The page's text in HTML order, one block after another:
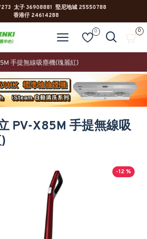
太子 36908881 堅尼地城 25550788
香港仔 24614288
0 0
手提無線吸塵機(瑰麗紅)
PV-X85M 手提無線吸
-12 %